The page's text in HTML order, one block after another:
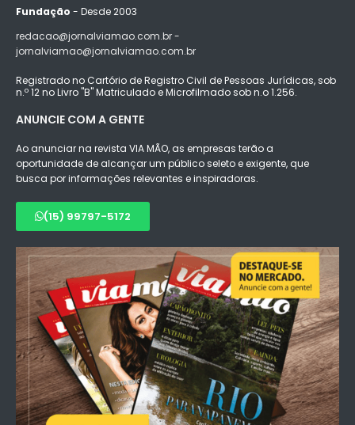
Fundação - Desde 2003
redacao@jornalviamao.com.br -
jornalviamao@jornalviamao.com.br
Registrado no Cartório de Registro Civil de Pessoas Jurídicas, sob
n.º 12 no Livro "B" Matriculado e Microfilmado sob n.o 1.256.
ANUNCIE COM A GENTE
Ao anunciar na revista VIA MÃO, as empresas terão a
oportunidade de alcançar um público seleto e exigente, que
busca por informações relevantes e inspiradoras.
(15) 99797-5172